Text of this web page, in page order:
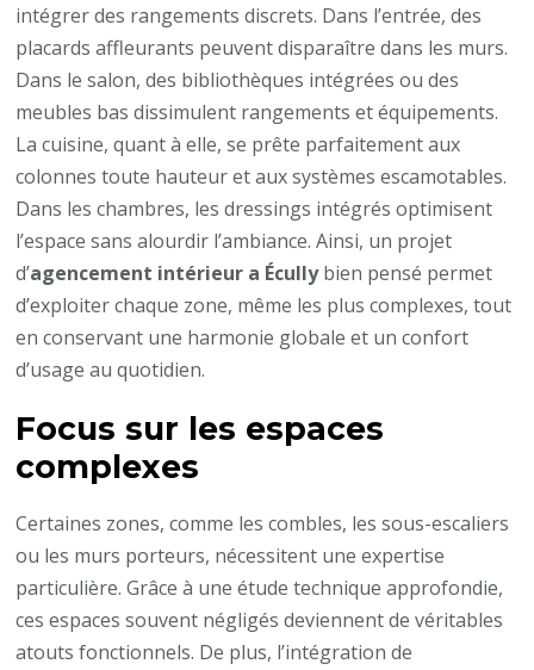
intégrer des rangements discrets. Dans l’entrée, des
placards affleurants peuvent disparaître dans les murs.
Dans le salon, des bibliothèques intégrées ou des
meubles bas dissimulent rangements et équipements.
La cuisine, quant à elle, se prête parfaitement aux
colonnes toute hauteur et aux systèmes escamotables.
Dans les chambres, les dressings intégrés optimisent
l’espace sans alourdir l’ambiance. Ainsi, un projet
d’agencement intérieur a Écullybien pensé permet
d’exploiter chaque zone, même les plus complexes, tout
en conservant une harmonie globale et un confort
d’usage au quotidien.
Focus sur les espaces
complexes
Certaines zones, comme les combles, les sous-escaliers
ou les murs porteurs, nécessitent une expertise
particulière. Grâce à une étude technique approfondie,
ces espaces souvent négligés deviennent de véritables
atouts fonctionnels. De plus, l’intégration de